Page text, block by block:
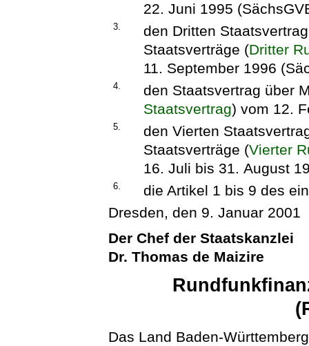
22. Juni 1995
3.
den Dritten
Staatsverträge (Dritter
11. September 1996
4.
den Staatsvertrag über
Staatsvertrag) vom 12.
5.
den Vierten
Staatsverträge (Vierter
16. Juli bis 31. August
6.
die Artikel 1 bis 9 des
Dresden, den 9. Januar 2001
Der Chef der Staatskanzlei
Dr. Thomas de Maizire
Das Land Baden-